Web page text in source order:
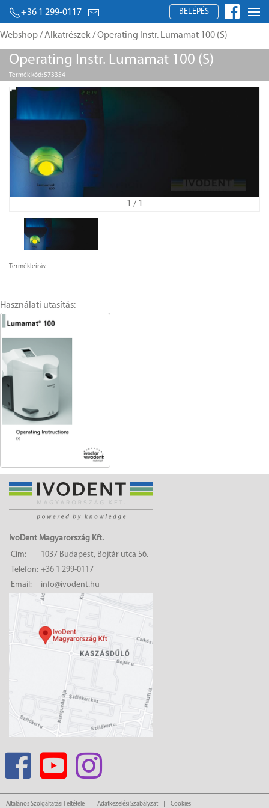
+36 1 299-0117 BELÉPÉS
Webshop/Alkatrészek/ Operating Instr. Lumamat 100 (S)
Operating Instr. Lumamat 100 (S)
Termék kód: 573354
1 / 1
Termékleírás:
Használati utasítás:
IvoDent Magyarország Kft.
Cím:
1037 Budapest, Bojtár utca 56.
Telefon: +36 1 299-0117
Email:
info@ivodent.hu
Általános Szolgáltatási Feltétele Adatkezelési Szabályzat Cookies